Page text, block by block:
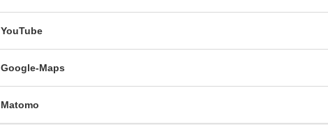
Lesereihe Europa: Michal Hvorecký liest aus
"Dissident"
Finanzen verstehen! (Modul 3): Geld / Zinsen /
YouTube
Google-Maps
Matomo